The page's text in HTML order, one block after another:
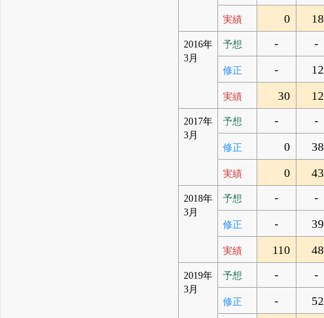
実績 0
2016年
3月
予想 - -
修正 -
実績 30
2017年
3月
予想 - -
修正 0
実績 0
2018年
3月
予想 - -
修正 -
実績 110
2019年
3月
予想 - -
修正 -